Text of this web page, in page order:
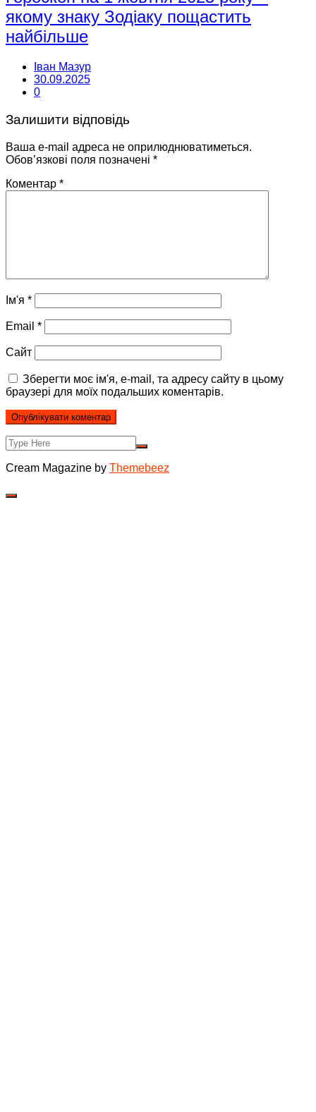
якому знаку Зодіаку пощастить
найбільше
Іван Мазур
30.09.2025
0
Залишити відповідь
Ваша e-mail адреса не оприлюднюватиметься.
Обов’язкові поля позначені *
Коментар *
Ім'я *
Email *
Сайт
Зберегти моє ім'я, e-mail, та адресу сайту в цьому
браузері для моїх подальших коментарів.
Cream Magazine by Themebeez